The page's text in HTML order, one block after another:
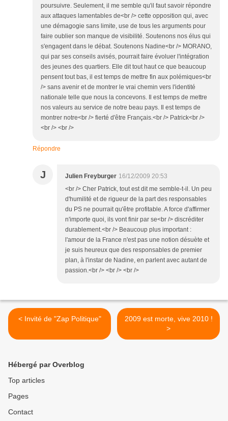
poursuivre. Seulement, il me semble qu'il faut savoir répondre
aux attaques lamentables de<br /> cette opposition qui, avec
une démagogie sans limite, use de tous les arguments pour
faire oublier son manque de visibilité. Soutenons nos élus qui
s'engagent dans le débat. Soutenons Nadine<br /> MORANO,
qui par ses conseils avisés, pourrait faire évoluer l'intégration
des jeunes des quartiers. Elle dit tout haut ce que beaucoup
pensent tout bas, il est temps de mettre fin aux polémiques<br
/> sans avenir et de montrer le vrai chemin vers l'identité
nationale telle que nous la concevons. Il est temps de mettre
nos valeurs au service de notre beau pays. Il est temps de
montrer notre<br /> fierté d'être Français.<br /> Patrick<br />
<br /> <br />
Répondre
J Julien Freyburger 16/12/2009 20:53
<br /> Cher Patrick, tout est dit me semble-t-il. Un peu
d'humilité et de rigueur de la part des responsables
du PS ne pourrait qu'être profitable. A force d'affirmer
n'importe quoi, ils vont finir par se<br /> discréditer
durablement.<br /> Beaucoup plus important :
l'amour de la France n'est pas une notion désuète et
je suis heureux que des responsables de premier
plan, à l'instar de Nadine, en parlent avec autant de
passion.<br /> <br /> <br />
< Invité de "Zap Politique"
2009 est morte, vive 2010 !
>
Hébergé par Overblog
Top articles
Pages
Contact